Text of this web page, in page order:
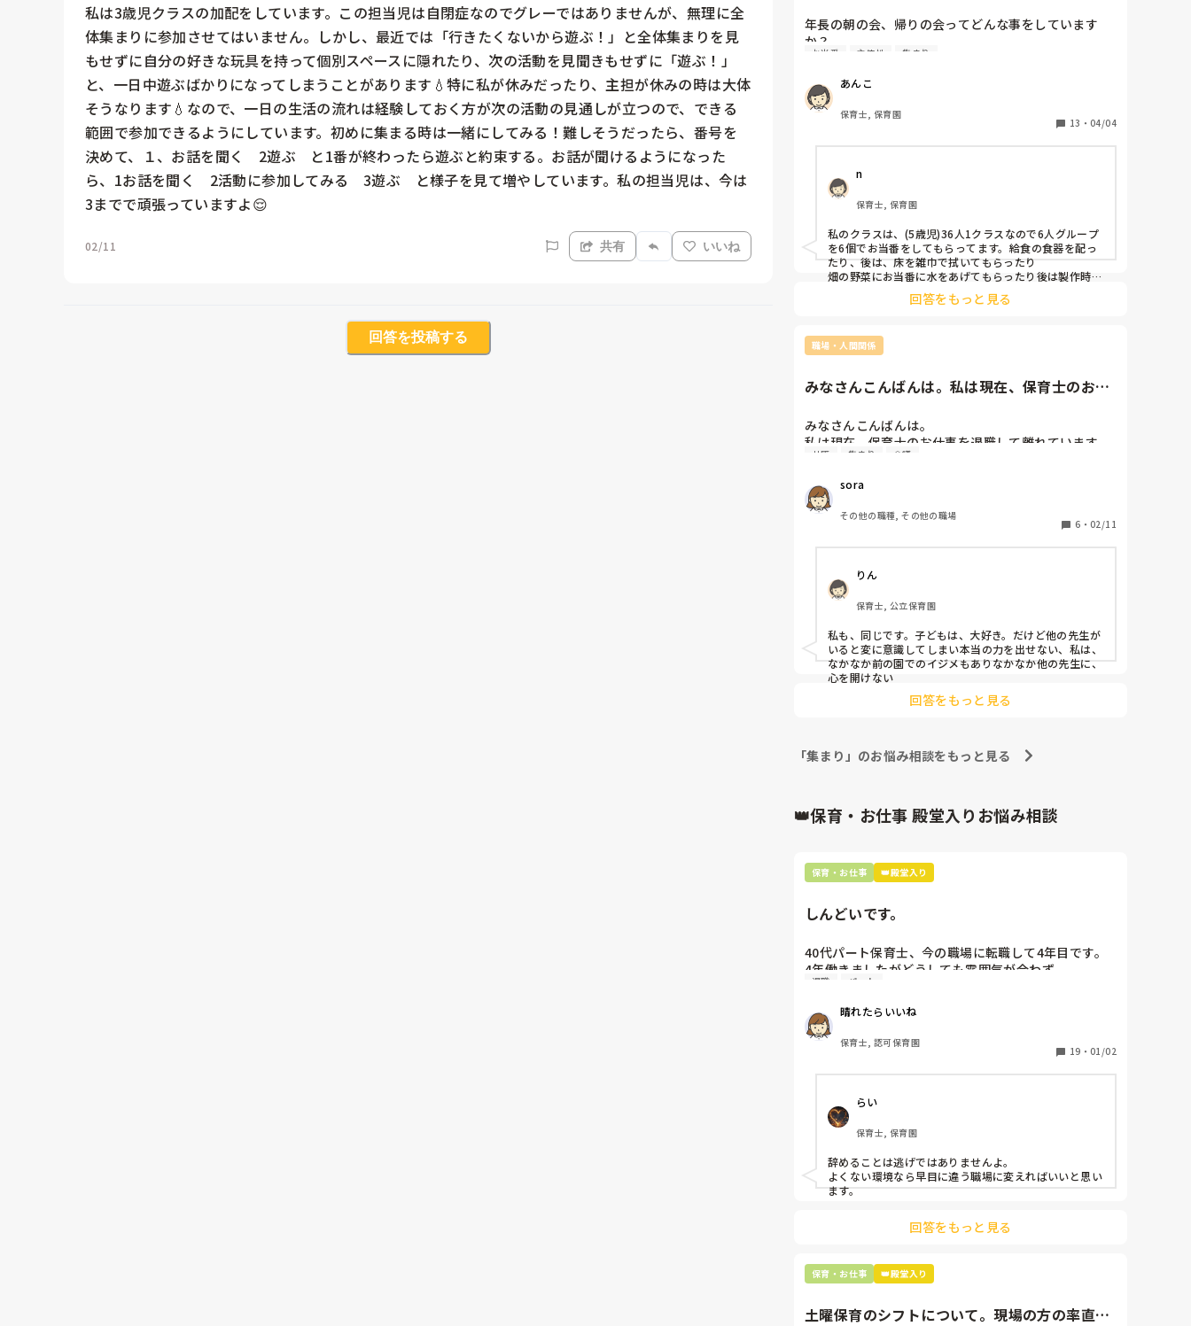
私は3歳児クラスの加配をしています。この担当児は自閉症なのでグレーではありませんが、無理に全
体集まりに参加させてはいません。しかし、最近では「行きたくないから遊ぶ！」と全体集まりを見
もせずに自分の好きな玩具を持って個別スペースに隠れたり、次の活動を見聞きもせずに「遊ぶ！」
と、一日中遊ぶばかりになってしまうことがあります💧特に私が休みだったり、主担が休みの時は大体
そうなります💧なので、一日の生活の流れは経験しておく方が次の活動の見通しが立つので、できる
範囲で参加できるようにしています。初めに集まる時は一緒にしてみる！難しそうだったら、番号を
決めて、１、お話を聞く　2遊ぶ　と1番が終わったら遊ぶと約束する。お話が聞けるようになった
ら、1お話を聞く　2活動に参加してみる　3遊ぶ　と様子を見て増やしています。私の担当児は、今は
3までで頑張っていますよ😌
02/11 共有 いいね
回答を投稿する
年長の朝の会、帰りの会ってどんな事をしています
か？
以上児は年少しか持ったことがないので、おんなじよ
来週からはお当番なども始めようと思っています。主
体性が育つようにしたくて、子どもたちに考えてもら
えたらとは思うんですが、こんなお当番してるよ！っ
ていうのがあれば教えてもらえると嬉しいです😊
お当番 主体性 集まり
あんこ
保育士, 保育園
13 ・ 04/04
n
保育士, 保育園
私のクラスは、(5歳児)36人1クラスなので6人グループ
を6個でお当番をしてもらってます。給食の食器を配っ
たり、後は、床を雑巾で拭いてもらったり
畑の野菜にお当番に水をあげてもらったり後は製作時画
用紙を配ってもらったりしています！
帰りの会は毎日1日のしたことを振り返って、明日の予
私は保育士4年めで初5歳担任です。子供たちは2歳の時
す！ぺーぺーが偉そうにすみません！
回答をもっと見る
職場・人間関係
みなさんこんばんは。私は現在、保育士のお仕
みなさんこんばんは。
私は現在、保育士のお仕事を退職して離れています。
それは、自分のあがり症な性格が保育士に向いていな
子どもにも保護者の方にもすごく恵まれ、嫌な上司は
いましたが、そこそこ楽しくお仕事させていただいて
いました。
本の読み聞かせをする時、保護者の方からの急な相
談、会議などがすごく苦手で、担当する日の前日は眠
れず、当日は吐き気で辛かったです。
子どもの前では人数関係なく基本的にいつもの自分で
いられるのですが、そこに大人が1人でも加わると、
「この人は今の私の保育をどう思って見ているのだろ
う」と気になってしまい、不安が強くなってしまいま
ない場では、「この場にいる大人たちは、私がどう発
長年お仕事させていただきましたが、最後までこの不
安、恐怖は変わりませんでした。
級会、発表会なども「失敗したらどうしよう」と不安
になり、朝から吐き気で辛かったです。
注目されるのが嫌なのと、間違えたら恥ずかしいとい
子どもが好きで、この恐怖症みたいなものがいつの日
にか克服できたら、また復帰したいなと思っていま
ただ、自分の中では簡単なことではありません。
友達に話したら、「そんなの気にしない方がいいよ」
とか、「もっとポジティブでいこう」と言葉をもらっ
最近は性格の問題だけじゃないのかな？と考え始めて
同じような経験をされた保育士さんはいらっしゃらな
いでしょうか？
話を聞かせていただきたいです。
長々と失礼致しました。
よろしくお願いします。
共感 集まり 会議
sora
その他の職種, その他の職場
6 ・ 02/11
りん
保育士, 公立保育園
私も、同じです。子どもは、大好き。だけど他の先生が
いると変に意識してしまい本当の力を出せない、私は、
なかなか前の園でのイジメもありなかなか他の先生に、
心を開けない
回答をもっと見る
「集まり」のお悩み相談をもっと見る
👑保育・お仕事 殿堂入りお悩み相談
保育・お仕事 👑殿堂入り
しんどいです。
40代パート保育士、今の職場に転職して4年目です。
4年働きましたがどうしても雰囲気が合わず
退職しようと思っています。
周りの職員は、勤続10年以上から何十年という先生が
ほとんどです。
保護者子どもの愚痴悪口が多く、
子どもの前でも
仕方ないよね
もう何も言わずに
子どもの言いなりになればいいんだね
などいう意見で…
上の先生に相談することは難しそうです。
正直苦しい。
辞めることは逃げ、と、過去辞めた人も何年も言われ
続けています
退職 パート
晴れたらいいね
保育士, 認可保育園
19 ・ 01/02
らい
保育士, 保育園
辞めることは逃げではありませんよ。
よくない環境なら早目に違う職場に変えればいいと思い
ます。
回答をもっと見る
保育・お仕事 👑殿堂入り
土曜保育のシフトについて。現場の方の率直な